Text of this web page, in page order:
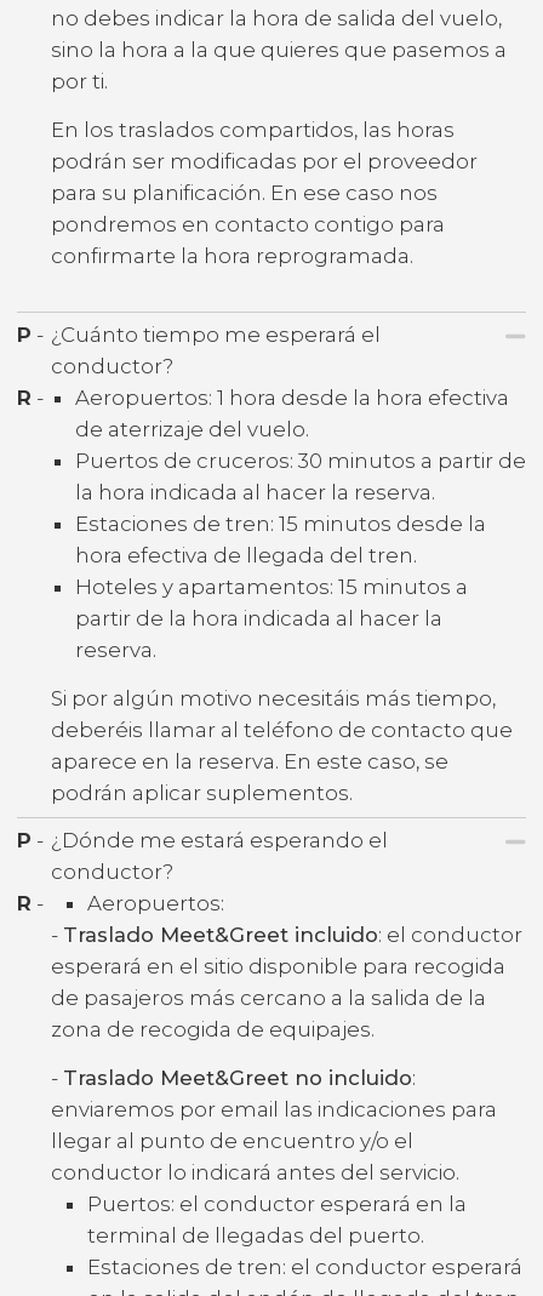
no debes indicar la hora de salida del vuelo,
sino la hora a la que quieres que pasemos a
por ti.
En los traslados compartidos, las horas
podrán ser modificadas por el proveedor
para su planificación. En ese caso nos
pondremos en contacto contigo para
confirmarte la hora reprogramada.
P - ¿Cuánto tiempo me esperará el
conductor?
R -
Aeropuertos: 1 hora desde la hora efectiva
de aterrizaje del vuelo.
Puertos de cruceros: 30 minutos a partir de
la hora indicada al hacer la reserva.
Estaciones de tren: 15 minutos desde la
hora efectiva de llegada del tren.
Hoteles y apartamentos: 15 minutos a
partir de la hora indicada al hacer la
reserva.
Si por algún motivo necesitáis más tiempo,
deberéis llamar al teléfono de contacto que
aparece en la reserva. En este caso, se
podrán aplicar suplementos.
P - ¿Dónde me estará esperando el
conductor?
R -
Aeropuertos:
- Traslado Meet&Greet incluido: el conductor
esperará en el sitio disponible para recogida
de pasajeros más cercano a la salida de la
zona de recogida de equipajes.
- Traslado Meet&Greet no incluido:
enviaremos por email las indicaciones para
llegar al punto de encuentro y/o el
conductor lo indicará antes del servicio.
Puertos: el conductor esperará en la
terminal de llegadas del puerto.
Estaciones de tren: el conductor esperará